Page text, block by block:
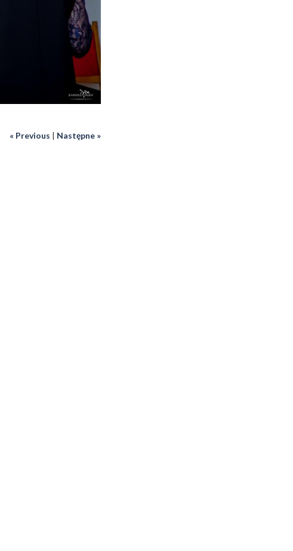
« Previous | Następne »